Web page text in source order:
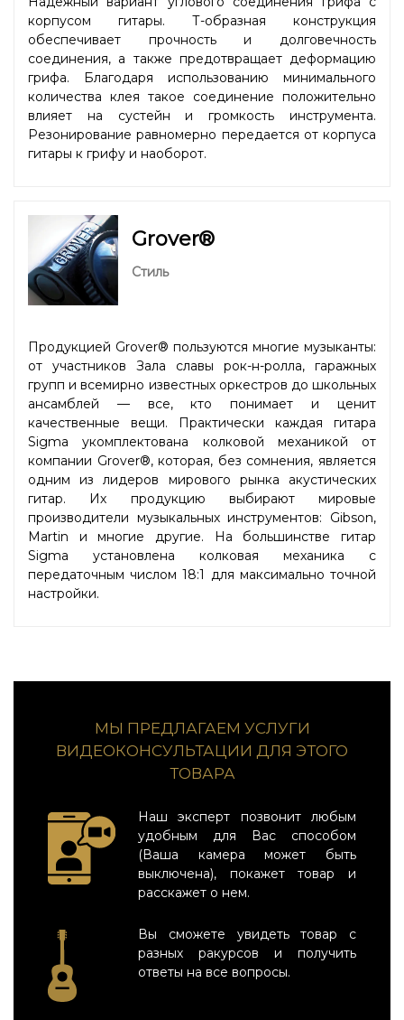
корпусом гитары. Т-образная конструкция
обеспечивает прочность и долговечность
соединения, а также предотвращает деформацию
грифа. Благодаря использованию минимального
количества клея такое соединение положительно
влияет на сустейн и громкость инструмента.
Резонирование равномерно передается от корпуса
гитары к грифу и наоборот.
Grover®
Стиль
Продукцией Grover® пользуются многие музыканты:
от участников Зала славы рок-н-ролла, гаражных
групп и всемирно известных оркестров до школьных
ансамблей — все, кто понимает и ценит
качественные вещи. Практически каждая гитара
Sigma укомплектована колковой механикой от
компании Grover®, которая, без сомнения, является
одним из лидеров мирового рынка акустических
гитар. Их продукцию выбирают мировые
производители музыкальных инструментов: Gibson,
Martin и многие другие. На большинстве гитар
Sigma установлена колковая механика с
передаточным числом 18:1 для максимально точной
настройки.
МЫ ПРЕДЛАГАЕМ УСЛУГИ
ВИДЕОКОНСУЛЬТАЦИИ ДЛЯ ЭТОГО
ТОВАРА
Наш эксперт позвонит любым
удобным для Вас способом
(Ваша камера может быть
выключена), покажет товар и
расскажет о нем.
Вы сможете увидеть товар с
разных ракурсов и получить
ответы на все вопросы.